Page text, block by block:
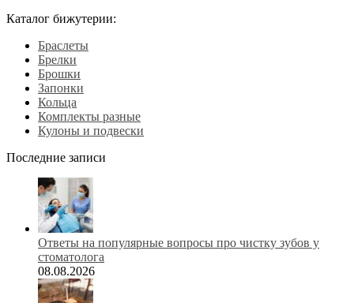
Каталог бижутерии:
Браслеты
Брелки
Брошки
Запонки
Кольца
Комплекты разные
Кулоны и подвески
Последние записи
Ответы на популярные вопросы про чистку зубов у
стоматолога
08.08.2026